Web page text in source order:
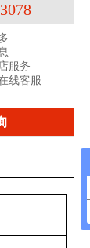
服务
线客服